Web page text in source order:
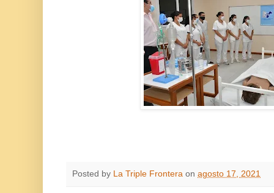
Posted by La Triple Frontera on agosto 17, 2021